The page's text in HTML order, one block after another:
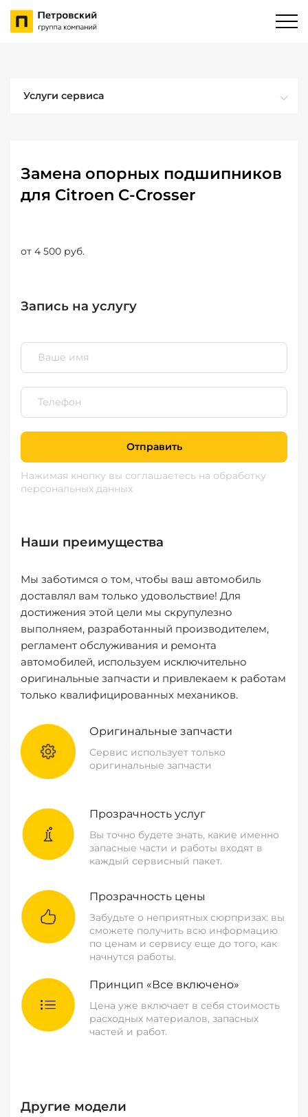
Услуги сервиса
Замена опорных подшипников
для Citroen C-Crosser
от 4 500 руб.
Запись на услугу
Отправить
Нажимая кнопку вы соглашаетесь на обработку
персональных данных
Наши преимущества
Мы заботимся о том, чтобы ваш автомобиль
доставлял вам только удовольствие! Для
достижения этой цели мы скрупулезно
выполняем, разработанный производителем,
регламент обслуживания и ремонта
автомобилей, используем исключительно
оригинальные запчасти и привлекаем к работам
только квалифицированных механиков.
Оригинальные запчасти
Сервис использует только
оригинальные запчасти
Прозрачность услуг
Вы точно будете знать, какие именно
запасные части и работы входят в
каждый сервисный пакет.
Прозрачность цены
Забудьте о неприятных сюрпризах: вы
сможете получить всю информацию
по ценам и сервису еще до того, как
начнутся работы.
Принцип «Все включено»
Цена уже включает в себя стоимость
расходных материалов, запасных
частей и работ.
Другие модели